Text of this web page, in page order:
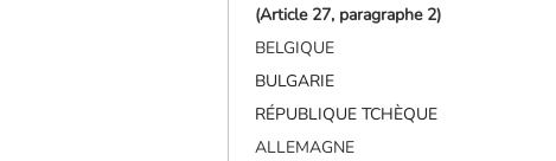
(Article 27, paragraphe 2)
BELGIQUE
BULGARIE
RÉPUBLIQUE TCHÈQUE
ALLEMAGNE